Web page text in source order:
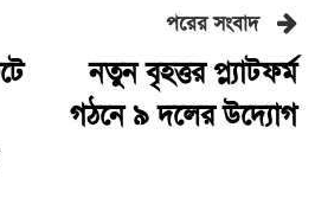
পরের সংবাদ
নতুন বৃহত্তর প্ল্যাটফর্ম
গঠনে ৯ দলের উদ্যোগ